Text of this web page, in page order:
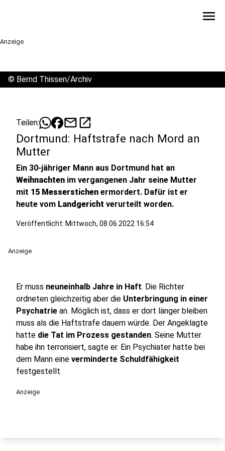
menu
Anzeige
© Bernd Thissen/Archiv
Teilen: mailopen_in_new
Dortmund: Haftstrafe nach Mord an
Mutter
Ein 30-jähriger Mann aus Dortmund hat an
Weihnachten im vergangenen Jahr seine Mutter
mit 15 Messerstichen ermordert. Dafür ist er
heute vom Landgericht verurteilt worden.
Veröffentlicht: Mittwoch, 08.06.2022 16:54
Anzeige
Er muss neuneinhalb Jahre in Haft. Die Richter
ordneten gleichzeitig aber die Unterbringung in einer
Psychatrie an. Möglich ist, dass er dort länger bleiben
muss als die Haftstrafe dauern würde. Der Angeklagte
hatte die Tat im Prozess gestanden. Seine Mutter
habe ihn terrorisiert, sagte er. Ein Psychiater hatte bei
dem Mann eine verminderte Schuldfähigkeit
festgestellt.
Anzeige